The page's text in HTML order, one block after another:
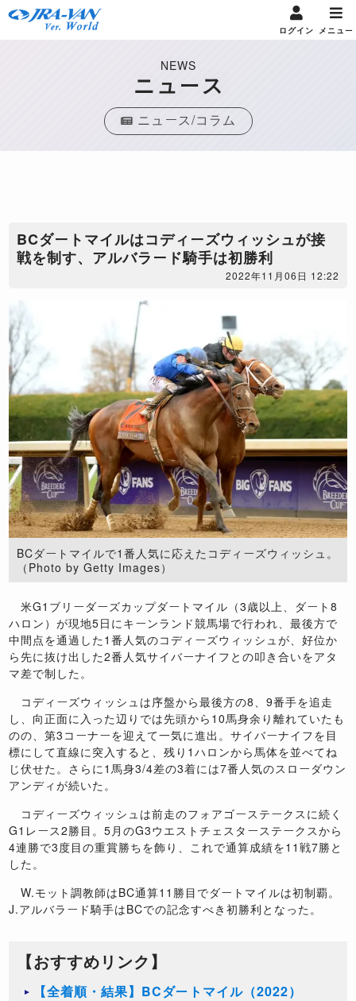
ログイン メニュー
NEWS
ニュース
ニュース/コラム
BCダートマイルはコディーズウィッシュが接
戦を制す、アルバラード騎手は初勝利
2022年11月06日 12:22
BCダートマイルで1番人気に応えたコディーズウィッシュ。
（Photo by Getty Images）
米G1ブリーダーズカップダートマイル（3歳以上、ダート8
ハロン）が現地5日にキーンランド競馬場で行われ、最後方で
中間点を通過した1番人気のコディーズウィッシュが、好位か
ら先に抜け出した2番人気サイバーナイフとの叩き合いをアタ
マ差で制した。
コディーズウィッシュは序盤から最後方の8、9番手を追走
し、向正面に入った辺りでは先頭から10馬身余り離れていたも
のの、第3コーナーを迎えて一気に進出。サイバーナイフを目
標にして直線に突入すると、残り1ハロンから馬体を並べてね
じ伏せた。さらに1馬身3/4差の3着には7番人気のスローダウン
アンディが続いた。
コディーズウィッシュは前走のフォアゴーステークスに続く
G1レース2勝目。5月のG3ウエストチェスターステークスから
4連勝で3度目の重賞勝ちを飾り、これで通算成績を11戦7勝と
した。
W.モット調教師はBC通算11勝目でダートマイルは初制覇。
J.アルバラード騎手はBCでの記念すべき初勝利となった。
【おすすめリンク】
【全着順・結果】BCダートマイル（2022）